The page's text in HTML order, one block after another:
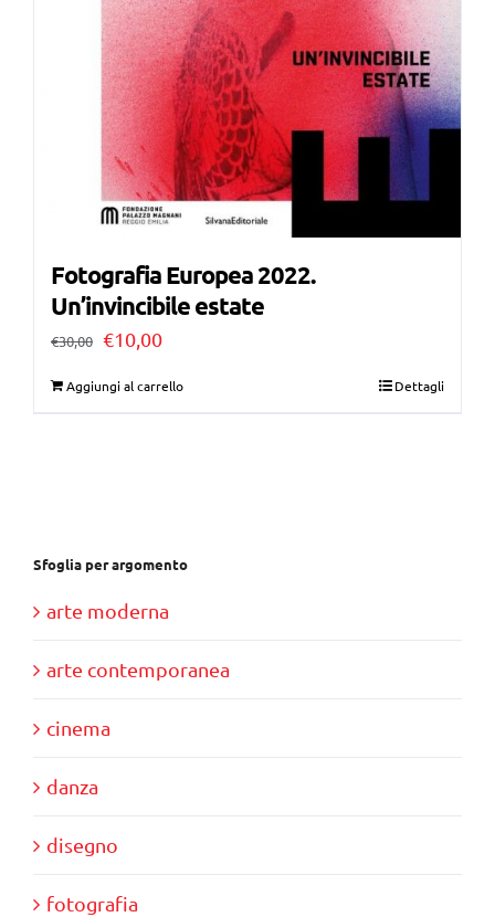
Fotografia Europea 2022.
Un’invincibile estate
€30,00 Il
€10,00Il
Aggiungi al carrello Dettagli
Sfoglia per argomento
arte moderna
arte contemporanea
cinema
danza
disegno
fotografia